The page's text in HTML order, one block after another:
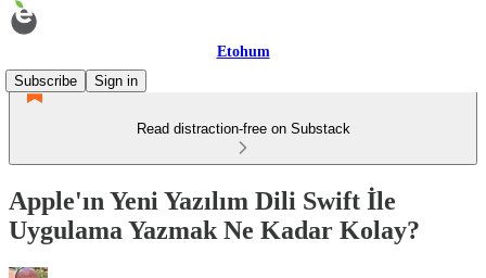
Etohum
Subscribe
Sign in
Read distraction-free on Substack
Apple'ın Yeni Yazılım Dili Swift İle
Uygulama Yazmak Ne Kadar Kolay?